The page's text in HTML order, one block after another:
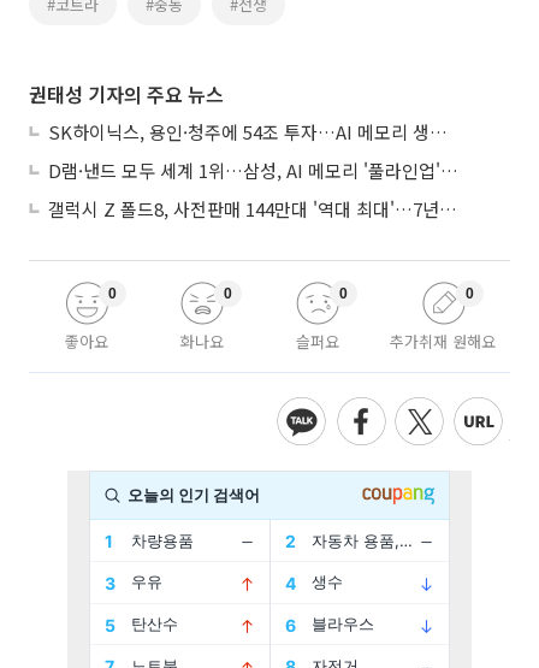
#코트라 #중동 #전쟁
권태성 기자의 주요 뉴스
SK하이닉스, 용인·청주에 54조 투자…AI 메모리 생산기지 키운다
D램·낸드 모두 세계 1위…삼성, AI 메모리 '풀라인업'으로 승부
갤럭시 Z 폴드8, 사전판매 144만대 '역대 최대'…7년만에 갤노트10 기록 넘어
좋아요
0
화나요
0
슬퍼요
0
추가취재 원해요
0